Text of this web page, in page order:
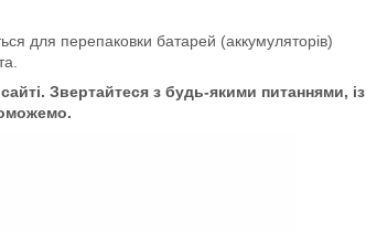
для перепаковки батарей (аккумуляторів)
Звертайтеся з будь-якими питаннями, із